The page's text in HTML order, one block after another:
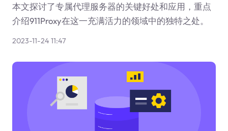
本文探讨了专属代理服务器的关键好处和应用，重点
介绍911Proxy在这一充满活力的领域中的独特之处。
2023-11-24 11:47